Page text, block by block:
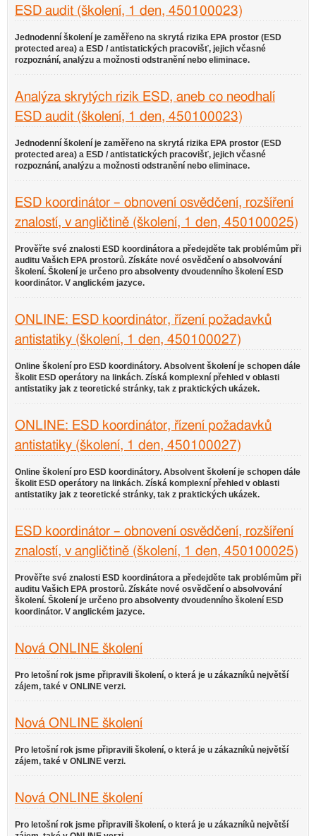
ESD audit (školení, 1 den, 450100023)
Jednodenní školení je zaměřeno na skrytá rizika EPA prostor (ESD
protected area) a ESD / antistatických pracovišť, jejich včasné
rozpoznání, analýzu a možnosti odstranění nebo eliminace.
Analýza skrytých rizik ESD, aneb co neodhalí
ESD audit (školení, 1 den, 450100023)
Jednodenní školení je zaměřeno na skrytá rizika EPA prostor (ESD
protected area) a ESD / antistatických pracovišť, jejich včasné
rozpoznání, analýzu a možnosti odstranění nebo eliminace.
ESD koordinátor – obnovení osvědčení, rozšíření
znalostí, v angličtině (školení, 1 den, 450100025)
Prověřte své znalosti ESD koordinátora a předejděte tak problémům při
auditu Vašich EPA prostorů. Získáte nové osvědčení o absolvování
školení. Školení je určeno pro absolventy dvoudenního školení ESD
koordinátor. V anglickém jazyce.
ONLINE: ESD koordinátor, řízení požadavků
antistatiky (školení, 1 den, 450100027)
Online školení pro ESD koordinátory. Absolvent školení je schopen dále
školit ESD operátory na linkách. Získá komplexní přehled v oblasti
antistatiky jak z teoretické stránky, tak z praktických ukázek.
ONLINE: ESD koordinátor, řízení požadavků
antistatiky (školení, 1 den, 450100027)
Online školení pro ESD koordinátory. Absolvent školení je schopen dále
školit ESD operátory na linkách. Získá komplexní přehled v oblasti
antistatiky jak z teoretické stránky, tak z praktických ukázek.
ESD koordinátor – obnovení osvědčení, rozšíření
znalostí, v angličtině (školení, 1 den, 450100025)
Prověřte své znalosti ESD koordinátora a předejděte tak problémům při
auditu Vašich EPA prostorů. Získáte nové osvědčení o absolvování
školení. Školení je určeno pro absolventy dvoudenního školení ESD
koordinátor. V anglickém jazyce.
Nová ONLINE školení
Pro letošní rok jsme připravili školení, o která je u zákazníků největší
zájem, také v ONLINE verzi.
Nová ONLINE školení
Pro letošní rok jsme připravili školení, o která je u zákazníků největší
zájem, také v ONLINE verzi.
Nová ONLINE školení
Pro letošní rok jsme připravili školení, o která je u zákazníků největší